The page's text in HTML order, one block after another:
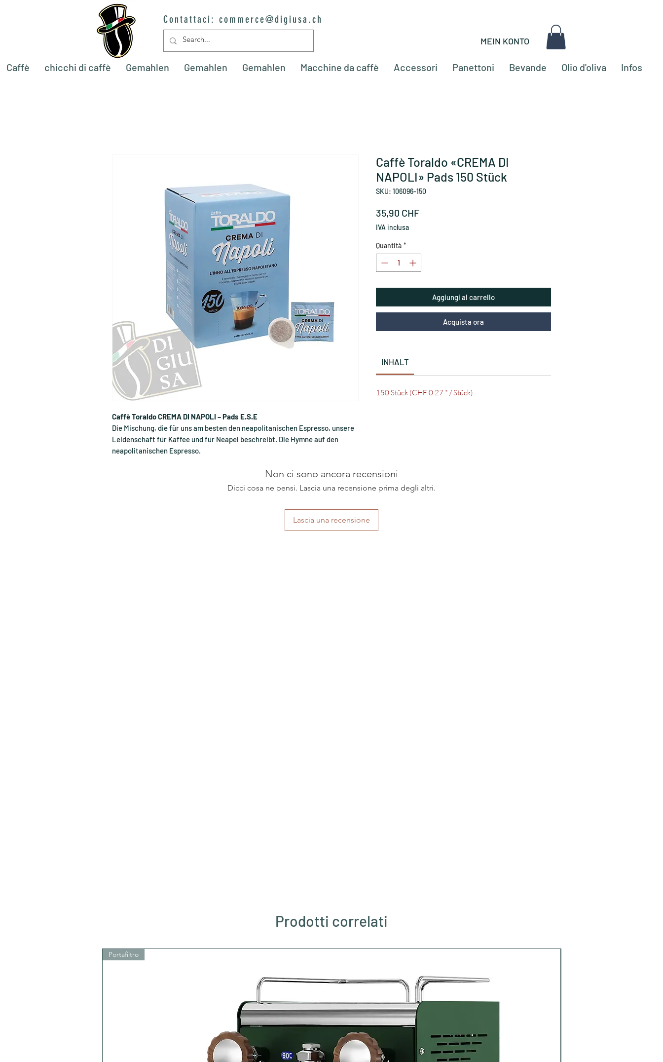
Contattaci: commerce@digiusa.ch
MEIN KONTO
Caffè chicchi di caffè Gemahlen Gemahlen Gemahlen Macchine da caffè Accessori Panettoni Bevande Olio d'oliva Infos
Caffè Toraldo CREMA DI NAPOLI – Pads E.S.E
Die Mischung, die für uns am besten den neapolitanischen Espresso, unsere
Leidenschaft für Kaffee und für Neapel beschreibt. Die Hymne auf den
neapolitanischen Espresso.
Caffè Toraldo «CREMA DI
NAPOLI» Pads 150 Stück
SKU: 106096-150
35,90 CHFPrezzo
IVA inclusa
Quantità *
Aggiungi al carrello
Acquista ora
INHALT
150 Stück (CHF 0.27 * / Stück)
Non ci sono ancora recensioni
Dicci cosa ne pensi. Lascia una recensione prima degli altri.
Lascia una recensione
Prodotti correlati
Portafiltro